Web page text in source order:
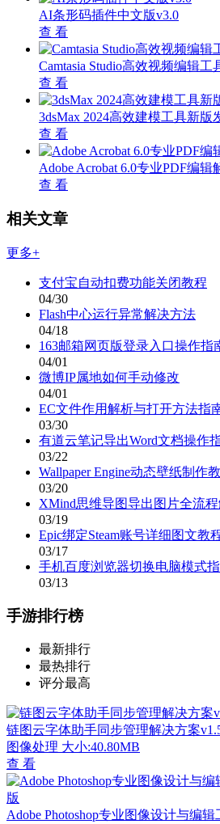
AI条形码插件中文版v3.0
查 看
Camtasia Studio高效视频编辑工
查 看
3dsMax 2024高效建模工具新版
查 看
Adobe Acrobat 6.0专业PDF编辑
查 看
相关文章
更多+
支付宝自动扣费功能关闭教程
04/30
Flash中心运行异常解决方法
04/18
163邮箱网页版登录入口操作指
04/01
微博IP属地如何手动修改
04/01
EC文件作用解析与打开方法指
03/30
有道云笔记导出Word文档操作
03/22
Wallpaper Engine动态壁纸制作
03/20
XMind思维导图导出图片全流
03/19
Epic绑定Steam账号详细图文教
03/17
手机百度浏览器切换电脑模式
03/13
手游排行榜
最新排行
最热排行
评分最高
链图云字体助手同步管理解决方案
图像处理 大小:40.80MB
查 看
Adobe Photoshop专业图像设计与编